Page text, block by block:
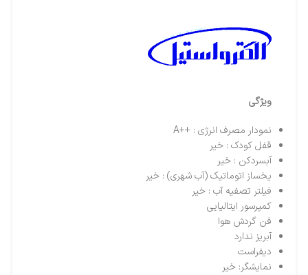
ویژگی
نمودار مصرف انرژی : ++A
قفل کودک : خیر
آبسردکن : خیر
یخساز اتوماتیک (آب شهری) : خیر
فیلتر تصفیه آب : خیر
کمپرسور ایتالیایی
فن گردش هوا
آبریز ندارد
دیفراست
نمایشگر: خیر